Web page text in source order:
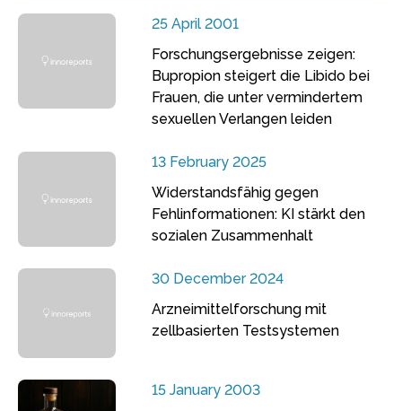
25 April 2001
Forschungsergebnisse zeigen:
Bupropion steigert die Libido bei
Frauen, die unter vermindertem
sexuellen Verlangen leiden
13 February 2025
Widerstandsfähig gegen
Fehlinformationen: KI stärkt den
sozialen Zusammenhalt
30 December 2024
Arzneimittelforschung mit
zellbasierten Testsystemen
15 January 2003